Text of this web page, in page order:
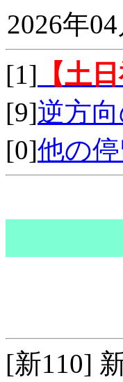
2026年
[1] 【土日
[9]逆方
[0]他の
[新110]